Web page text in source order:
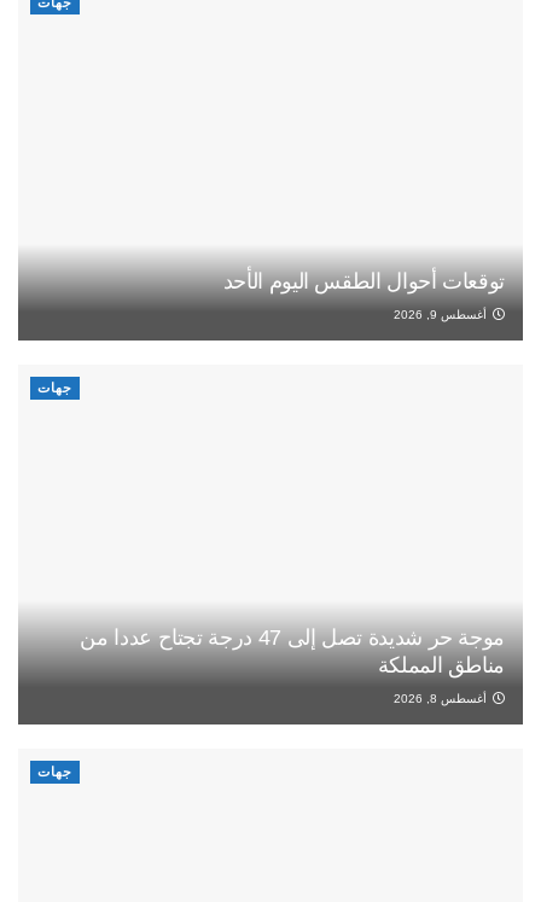
توقعات أحوال الطقس اليوم الأحد
أغسطس 9, 2026
جهات
موجة حر شديدة تصل إلى 47 درجة تجتاح عددا من
مناطق المملكة
أغسطس 8, 2026
جهات